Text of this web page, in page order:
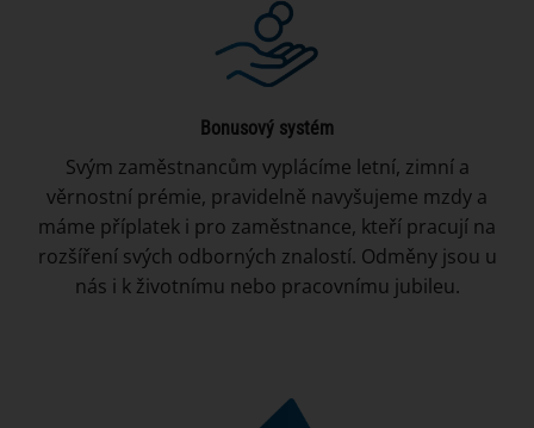
Bonusový systém
Svým zaměstnancům vyplácíme letní, zimní a
věrnostní prémie, pravidelně navyšujeme mzdy a
máme příplatek i pro zaměstnance, kteří pracují na
rozšíření svých odborných znalostí. Odměny jsou u
nás i k životnímu nebo pracovnímu jubileu.